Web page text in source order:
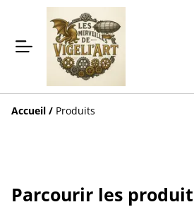
Accueil / Produits
Parcourir les